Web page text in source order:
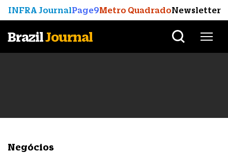
INFRA JournalPage9Metro QuadradoNewsletter
BrazilJournal
Negócios